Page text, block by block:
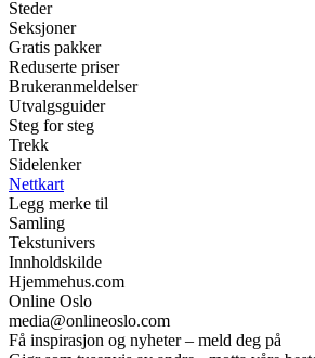
Steder
Seksjoner
Gratis pakker
Reduserte priser
Brukeranmeldelser
Utvalgsguider
Steg for steg
Trekk
Sidelenker
Nettkart
Legg merke til
Samling
Tekstunivers
Innholdskilde
Hjemmehus.com
Online Oslo
media@onlineoslo.com
Få inspirasjon og nyheter – meld deg på